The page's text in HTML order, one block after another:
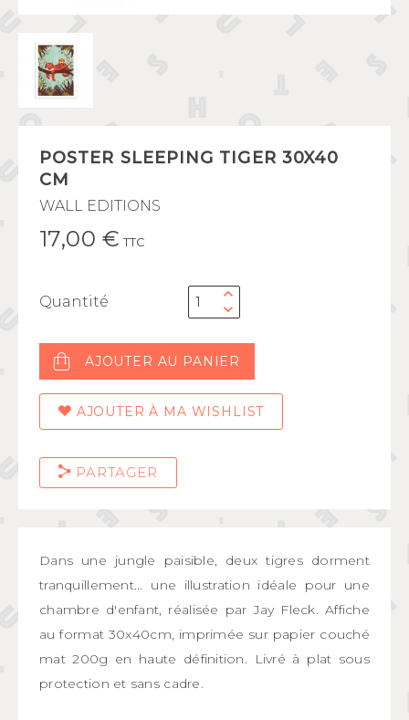
POSTER SLEEPING TIGER 30X40
CM
WALL EDITIONS
17,00 € TTC
Quantité
AJOUTER AU PANIER
AJOUTER À MA WISHLIST
PARTAGER
Dans une jungle paisible, deux tigres dorment
tranquillement... une illustration idéale pour une
chambre d'enfant, réalisée par Jay Fleck.Affiche
au format 30x40cm, imprimée sur papier couché
mat 200g en haute définition. Livré à plat sous
protection et sans cadre.